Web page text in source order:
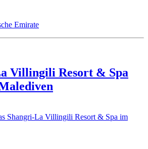
Emirate
Villingili Resort & Spa
Shangri-La Villingili Resort & Spa im